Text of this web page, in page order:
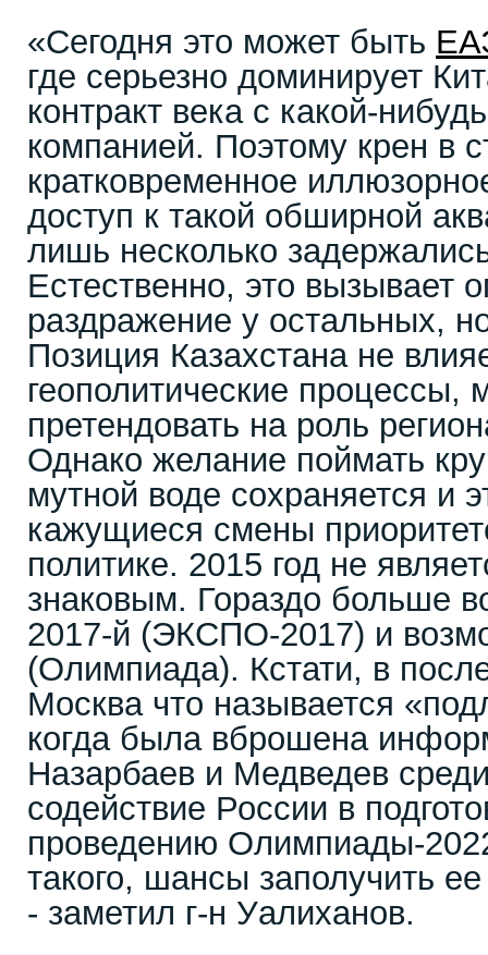
«Сегодня это может быть
где серьезно доминирует
контракт века с какой-
компанией. Поэтому крен в
кратковременное
доступ к такой обширной
лишь несколько
Естественно, это вызывает
раздражение у остальных,
Позиция Казахстана не
геополитические
претендовать на роль
Однако желание поймать
мутной воде сохраняется и
кажущиеся смены
политике. 2015 год не
знаковым. Гораздо больше
2017-й (ЭКСПО-2017) и
(Олимпиада). Кстати, в
Москва что называется
когда была вброшена
Назарбаев и Медведев
содействие России в
проведению Олимпиады-
такого, шансы заполучить
- заметил г-н Уалиханов.